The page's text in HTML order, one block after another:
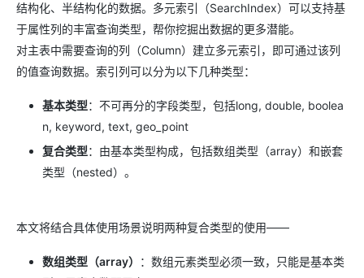
结构化、半结构化的数据。多元索引（SearchIndex）可以支持基
于属性列的丰富查询类型，帮你挖掘出数据的更多潜能。
对主表中需要查询的列（Column）建立多元索引，即可通过该列
的值查询数据。索引列可以分为以下几种类型：
基本类型：不可再分的字段类型，包括long, double, boolea
n, keyword, text, geo_point
复合类型：由基本类型构成，包括数组类型（array）和嵌套
类型（nested）。
本文将结合具体使用场景说明两种复合类型的使用——
数组类型（array）
：数组元素类型必须一致，只能是基本类